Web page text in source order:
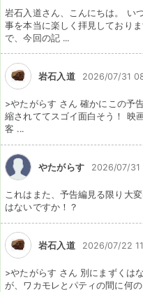
岩石入道さん、こんにちは。 い
事を本当に楽しく拝見しており
で、今回の記 ...
岩石入道 2026/07/31
>やたがらす さん 確かにこの予
縮されててスゴイ面白そう！ 映
客 ...
やたがらす 2026/07/31
これはまた、予告編見る限り大
はないですか！？
岩石入道 2026/07/22
>やたがらす さん 別にまずくは
が、ワカモレとパティの間に何